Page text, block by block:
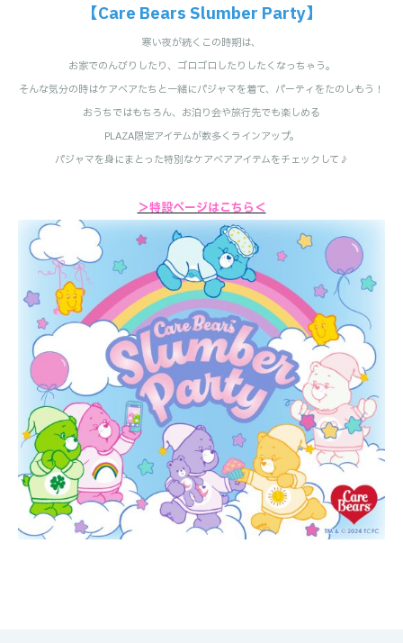
【Care Bears Slumber Party】
寒い夜が続くこの時期は、
お家でのんびりしたり、ゴロゴロしたりしたくなっちゃう。
そんな気分の時はケアベアたちと一緒にパジャマを着て、パーティをたのしもう！
おうちではもちろん、お泊り会や旅行先でも楽しめる
PLAZA限定アイテムが数多くラインアップ。
パジャマを身にまとった特別なケアベアアイテムをチェックして♪
＞特設ページはこちら＜